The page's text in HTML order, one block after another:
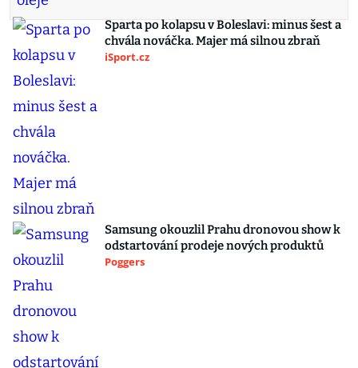
Sparta po kolapsu v Boleslavi: minus šest a
chvála nováčka. Majer má silnou zbraň
iSport.cz
Samsung okouzlil Prahu dronovou show k
odstartování prodeje nových produktů
Poggers